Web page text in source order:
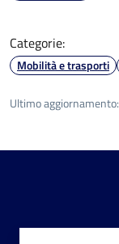
Categorie:
Mobilità e trasporti
Ultimo aggiornamento: